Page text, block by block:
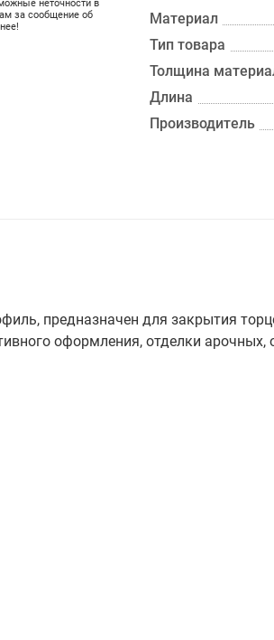
неточности в
за сообщение об
Материал
Тип товара
Толщина
Длина
Производитель
предназначен для закрытия
оформления, отделки